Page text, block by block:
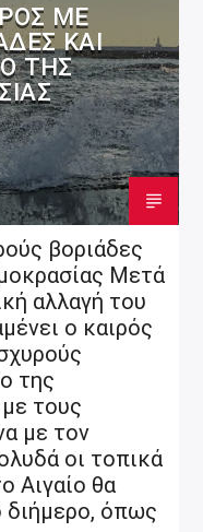
ΜΕ
ΚΑΙ
ΤΗΣ
βοριάδες
Μετά
αλλαγή του
ο καιρός
της
τους
με τον
οι τοπικά
Αιγαίο θα
διήμερο, όπως